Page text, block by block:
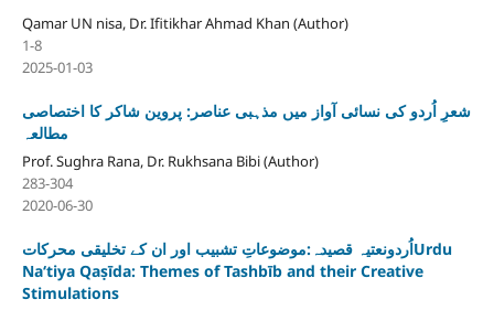
Qamar UN nisa, Dr. Ifitikhar Ahmad Khan (Author)
1-8
2025-01-03
شعرِ اُردو کی نسائی آواز میں مذہبی عناصر: پروین شاکر کا اختصاصی
مطالعہ
Prof. Sughra Rana, Dr. Rukhsana Bibi (Author)
283-304
2020-06-30
اُردونعتیہ قصیدہ:موضوعاتِ تشبیب اور ان کے تخلیقی محرکاتUrdu
Naʻtiya Qaṣīda: Themes of Tashbīb and their Creative
Stimulations